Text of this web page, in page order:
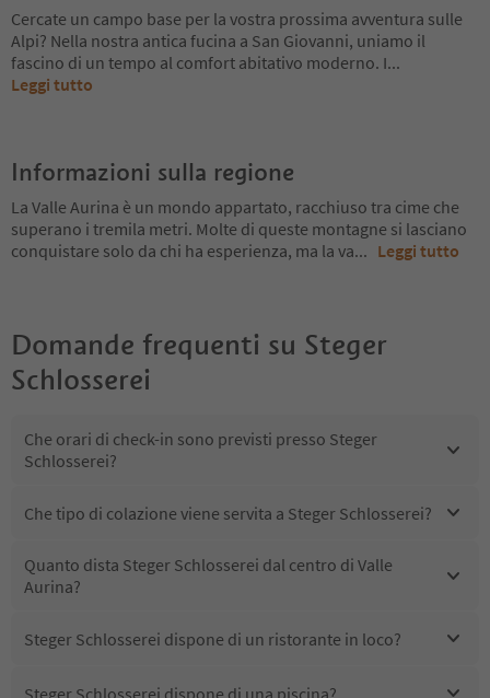
Cercate un campo base per la vostra prossima avventura sulle
Alpi? Nella nostra antica fucina a San Giovanni, uniamo il
fascino di un tempo al comfort abitativo moderno. I...
Leggi tutto
Informazioni sulla regione
La Valle Aurina è un mondo appartato, racchiuso tra cime che
superano i tremila metri. Molte di queste montagne si lasciano
conquistare solo da chi ha esperienza, ma la va... Leggi tutto
Domande frequenti su Steger
Schlosserei
Che orari di check-in sono previsti presso Steger
Schlosserei?
Che tipo di colazione viene servita a Steger Schlosserei?
Quanto dista Steger Schlosserei dal centro di Valle
Aurina?
Steger Schlosserei dispone di un ristorante in loco?
Steger Schlosserei dispone di una piscina?